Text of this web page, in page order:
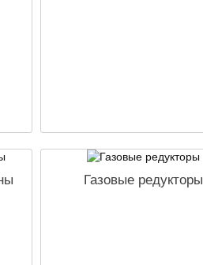
Газовые редукторы